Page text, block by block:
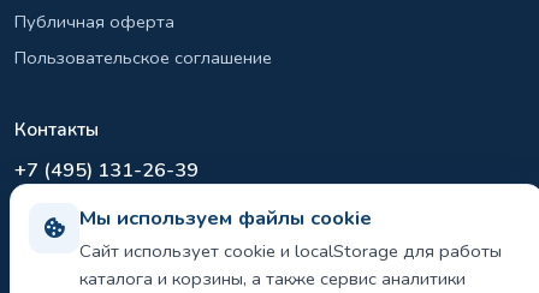
Мы используем файлы cookie
Сайт использует cookie и localStorage для работы
каталога и корзины, а также сервис аналитики
Публичная оферта
Пользовательское соглашение
Контакты
+7 (495) 131-26-39
info@el-sirius.ru
МО, г. Раменское, ул. Карла Маркса
Склад: Шереметьево, Московская область